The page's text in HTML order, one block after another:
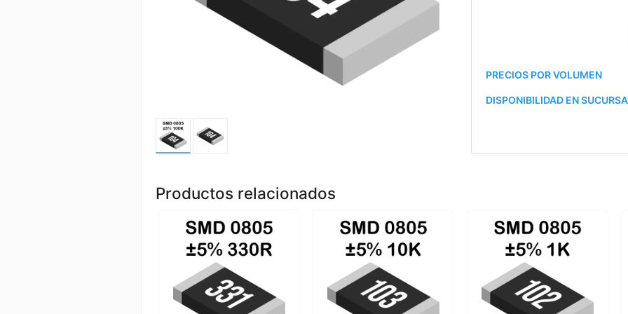
PRECIOS POR VOLUMEN
DISPONIBILIDAD EN
Productos relacionados